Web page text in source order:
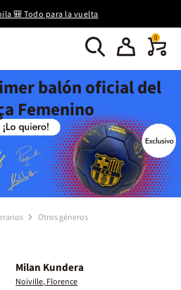
🎒 Todo para la vuelta
0
balón oficial del
Femenino
Otros géneros
Milan Kundera
Noiville, Florence